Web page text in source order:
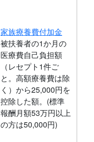
家族療養費付加金
被扶養者の1か月の
医療費自己負担額
（レセプト1件ご
と。高額療養費は除
く）から25,000円を
控除した額。(標準
報酬月額53万円以上
の方は50,000円)